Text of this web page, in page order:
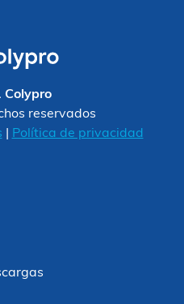
reservados
Política de privacidad